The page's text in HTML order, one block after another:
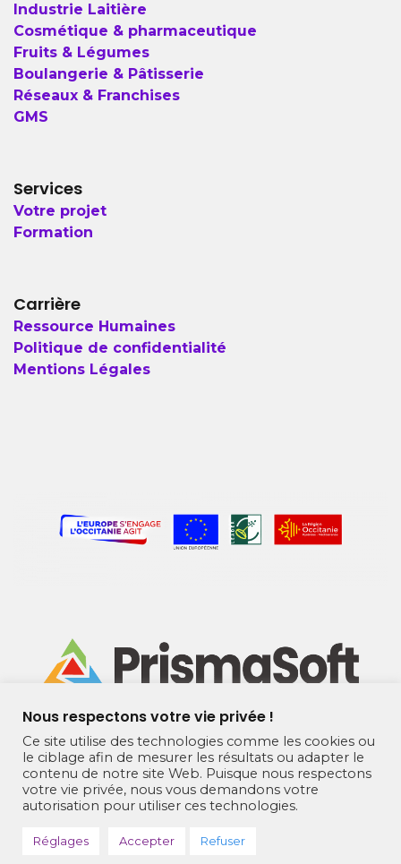
Industrie Laitière
Cosmétique & pharmaceutique
Fruits & Légumes
Boulangerie & Pâtisserie
Réseaux & Franchises
GMS
Services
Votre projet
Formation
Carrière
Ressource Humaines
Politique de confidentialité
Mentions Légales
230 Rue James Watt BAT B BUREAU 8
TECNOSUD, 66100 Perpignan France
+33(0)9 86 87 47 80 contact@prismasoft.fr
Nous respectons votre vie privée !
Ce site utilise des technologies comme les cookies ou
le ciblage afin de mesurer les résultats ou adapter le
contenu de notre site Web. Puisque nous respectons
votre vie privée, nous vous demandons votre
autorisation pour utiliser ces technologies.
Réglages Accepter Refuser